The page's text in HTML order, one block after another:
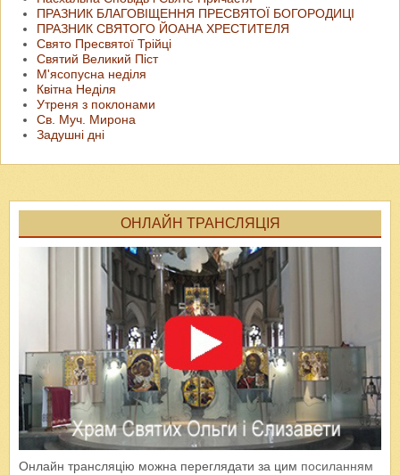
ПРАЗНИК БЛАГОВІЩЕННЯ ПРЕСВЯТОЇ БОГОРОДИЦІ
ПРАЗНИК СВЯТОГО ЙОАНА ХРЕСТИТЕЛЯ
Свято Пресвятої Трійці
Святий Великий Піст
М'ясопусна неділя
Квітна Неділя
Утреня з поклонами
Св. Муч. Мирона
Задушні дні
ОНЛАЙН ТРАНСЛЯЦІЯ
Онлайн трансляцію можна переглядати за цим посиланням